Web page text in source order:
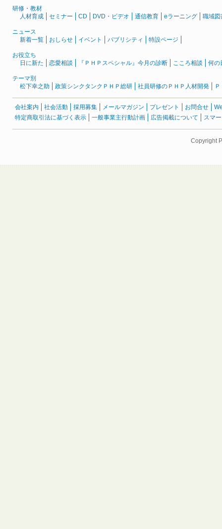
研修・教材
人材育成
セミナー CD DVD・ビデオ 通信教育 eラーニング 職域図
ニュース
新着一覧
おしらせ イベント パブリシティ 特設ページ
お役立ち
日に新た
恋愛相談 『ＰＨＰスペシャル』今月の診断 こころ相談 何の
テーマ別
松下幸之助
政策シンクタンクＰＨＰ総研 社員研修のＰＨＰ人材開発
会社案内 社会活動 採用募集 メールマガジン プレゼント お問合せ
特定商取引法に基づく表示
一般事業主行動計画 広告掲載について スマ
Copyright